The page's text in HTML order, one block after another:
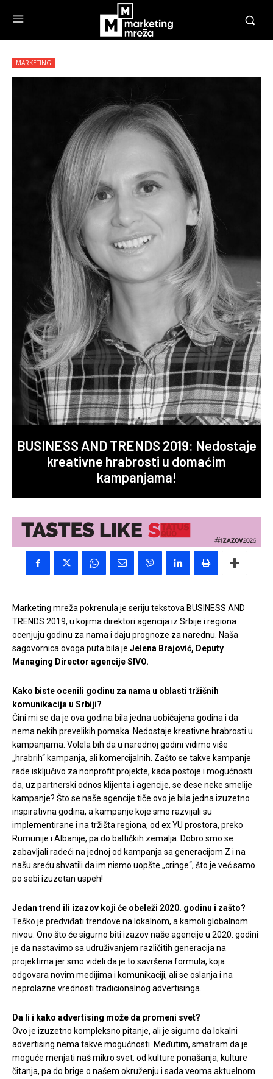
MARKETING
BUSINESS AND TRENDS 2019: Nedostaje
kreativne hrabrosti u domaćim
kampanjama!
Marketing mreža pokrenula je seriju tekstova BUSINESS AND
TRENDS 2019, u kojima direktori agencija iz Srbije i regiona
ocenjuju godinu za nama i daju prognoze za narednu. Naša
sagovornica ovoga puta bila je Jelena Brajović, Deputy
Managing Director agencije SIVO.
Kako biste ocenili godinu za nama u oblasti tržišnih
komunikacija u Srbiji?
Čini mi se da je ova godina bila jedna uobičajena godina i da
nema nekih prevelikih pomaka. Nedostaje kreativne hrabrosti u
kampanjama. Volela bih da u narednoj godini vidimo više
„hrabrih“ kampanja, ali komercijalnih. Zašto se takve kampanje
rade isključivo za nonprofit projekte, kada postoje i mogućnosti
da, uz partnerski odnos klijenta i agencije, se dese neke smelije
kampanje? Što se naše agencije tiče ovo je bila jedna izuzetno
inspirativna godina, a kampanje koje smo razvijali su
implementirane i na tržišta regiona, od ex YU prostora, preko
Rumunije i Albanije, pa do baltičkih zemalja. Dobro smo se
zabavljali radeći na jednoj od kampanja sa generacijom Z i na
našu sreću shvatili da im nismo uopšte „cringe“, što je već samo
po sebi izuzetan uspeh!
Jedan trend ili izazov koji će obeleži 2020. godinu i zašto?
Teško je predviđati trendove na lokalnom, a kamoli globalnom
nivou. Ono što će sigurno biti izazov naše agencije u 2020. godini
je da nastavimo sa udruživanjem različitih generacija na
projektima jer smo videli da je to savršena formula, koja
odgovara novim medijima i komunikaciji, ali se oslanja i na
neprolazne vrednosti tradicionalnog advertisinga.
Da li i kako advertising može da promeni svet?
Ovo je izuzetno kompleksno pitanje, ali je sigurno da lokalni
advertising nema takve mogućnosti. Međutim, smatram da je
moguće menjati naš mikro svet: od kulture ponašanja, kulture
čitanja, pa do brige o našem okruženju i sada veoma aktuelnom